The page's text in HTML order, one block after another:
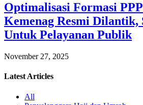
Optimalisasi Formasi
Kemenag Resmi Dilantik,
Untuk Pelayanan Publik
November 27, 2025
Latest Articles
All